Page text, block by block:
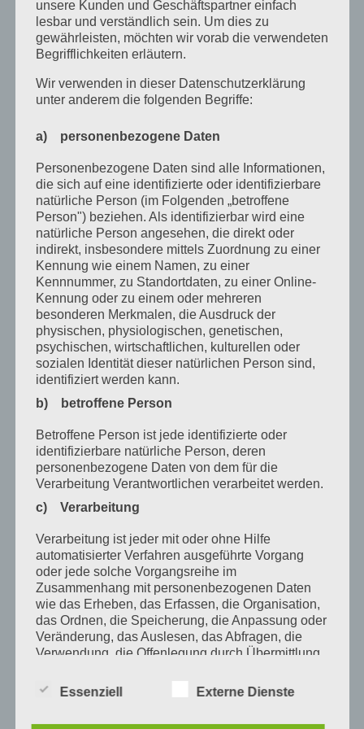
September 2022
August 2022
Juli 2022
April 2022
Februar 2022
Januar 2022
Dezember 2021
Oktober 2021
September 2021
Mai 2021
März 2021
Januar 2021
Dezember 2020
Oktober 2020
August 2020
Juli 2020
Juni 2020
Mai 2020
April 2020
März 2020
Februar 2020
Januar 2020
November 2019
Oktober 2019
unsere Kunden und Geschäftspartner einfach
lesbar und verständlich sein. Um dies zu
gewährleisten, möchten wir vorab die verwendeten
Begrifflichkeiten erläutern.
Wir verwenden in dieser Datenschutzerklärung
unter anderem die folgenden Begriffe:
a) personenbezogene Daten
Personenbezogene Daten sind alle Informationen,
die sich auf eine identifizierte oder identifizierbare
natürliche Person (im Folgenden „betroffene
Person") beziehen. Als identifizierbar wird eine
natürliche Person angesehen, die direkt oder
indirekt, insbesondere mittels Zuordnung zu einer
Kennung wie einem Namen, zu einer
Kennnummer, zu Standortdaten, zu einer Online-
Kennung oder zu einem oder mehreren
besonderen Merkmalen, die Ausdruck der
physischen, physiologischen, genetischen,
psychischen, wirtschaftlichen, kulturellen oder
sozialen Identität dieser natürlichen Person sind,
identifiziert werden kann.
b) betroffene Person
Betroffene Person ist jede identifizierte oder
identifizierbare natürliche Person, deren
personenbezogene Daten von dem für die
Verarbeitung Verantwortlichen verarbeitet werden.
c) Verarbeitung
Verarbeitung ist jeder mit oder ohne Hilfe
automatisierter Verfahren ausgeführte Vorgang
oder jede solche Vorgangsreihe im
Zusammenhang mit personenbezogenen Daten
wie das Erheben, das Erfassen, die Organisation,
das Ordnen, die Speicherung, die Anpassung oder
Veränderung, das Auslesen, das Abfragen, die
Verwendung, die Offenlegung durch Übermittlung,
Bereitstellung, den Abgleich oder die Verknüpfung,
Essenziell Externe Dienste